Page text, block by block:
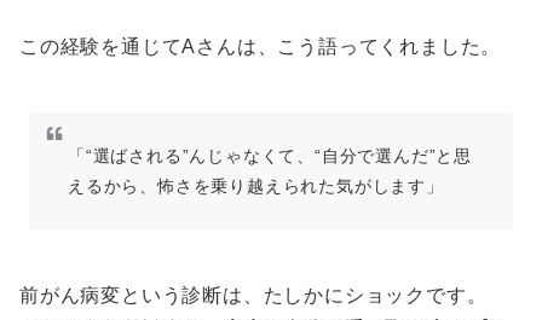
この経験を通じてAさんは、こう語ってくれました。
「“選ばされる”んじゃなくて、“自分で選んだ”と思
えるから、怖さを乗り越えられた気がします」
前がん病変という診断は、たしかにショックです。